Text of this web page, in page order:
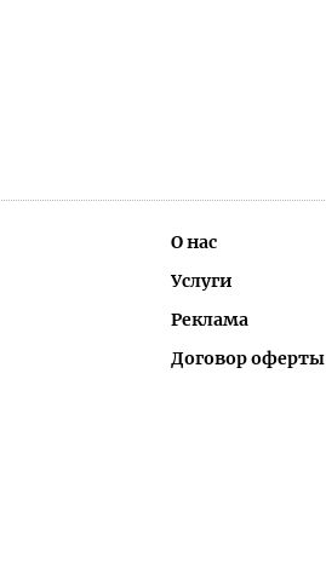
О нас
Услуги
Реклама
Договор оферты